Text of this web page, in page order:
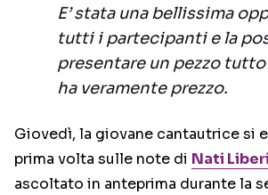
E’ stata una bellissima
tutti i partecipanti e la
presentare un pezzo
ha veramente prezzo.
Giovedì, la giovane cantautrice si
prima volta sulle note di Nati Liberi
ascoltato in anteprima durante la